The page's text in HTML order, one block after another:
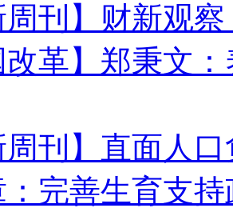
周刊】财新观
改革】郑秉文
周刊】直面人
完善生育支